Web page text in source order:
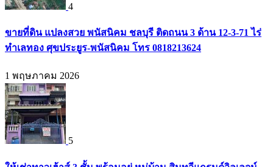
4
ขายที่ดิน แปลงสวย พนัสนิคม ชลบุรี ติดถนน 3 ด้าน 12-3-71 ไร่
ทำเลทอง ศุขประยูร-พนัสนิคม โทร 0818213624
1 พฤษภาคม 2026
5